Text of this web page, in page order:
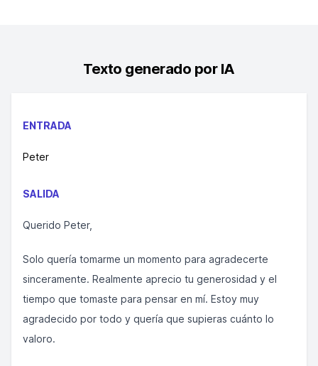
Texto generado por IA
ENTRADA
Peter
SALIDA
Querido Peter,
Solo quería tomarme un momento para agradecerte
sinceramente. Realmente aprecio tu generosidad y el
tiempo que tomaste para pensar en mí. Estoy muy
agradecido por todo y quería que supieras cuánto lo
valoro.